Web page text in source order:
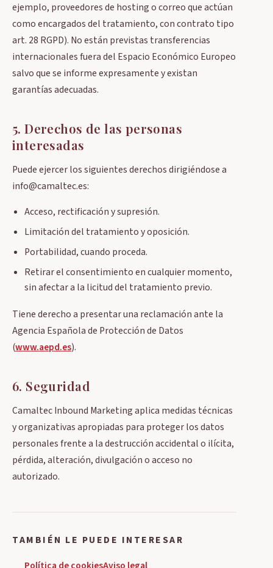
ejemplo, proveedores de hosting o correo que actúan
como encargados del tratamiento, con contrato tipo
art. 28 RGPD). No están previstas transferencias
internacionales fuera del Espacio Económico Europeo
salvo que se informe expresamente y existan
garantías adecuadas.
5. Derechos de las personas
interesadas
Puede ejercer los siguientes derechos dirigiéndose a
info@camaltec.es:
Acceso, rectificación y supresión.
Limitación del tratamiento y oposición.
Portabilidad, cuando proceda.
Retirar el consentimiento en cualquier momento,
sin afectar a la licitud del tratamiento previo.
Tiene derecho a presentar una reclamación ante la
Agencia Española de Protección de Datos
(www.aepd.es).
6. Seguridad
Camaltec Inbound Marketing aplica medidas técnicas
y organizativas apropiadas para proteger los datos
personales frente a la destrucción accidental o ilícita,
pérdida, alteración, divulgación o acceso no
autorizado.
TAMBIÉN LE PUEDE INTERESAR